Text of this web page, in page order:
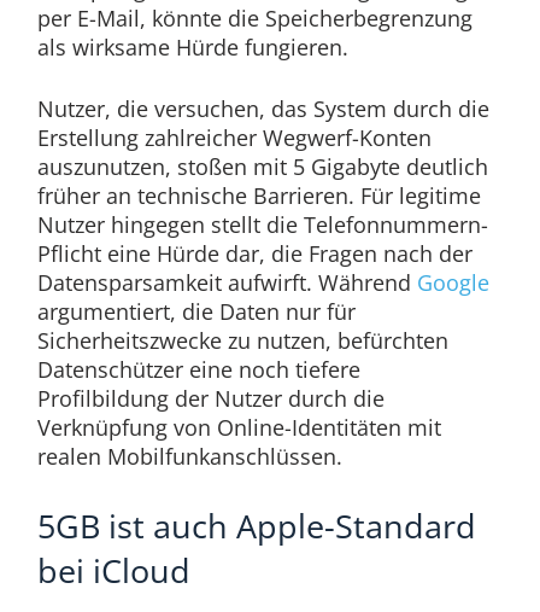
per E-Mail, könnte die Speicherbegrenzung
als wirksame Hürde fungieren.
Nutzer, die versuchen, das System durch die
Erstellung zahlreicher Wegwerf-Konten
auszunutzen, stoßen mit 5 Gigabyte deutlich
früher an technische Barrieren. Für legitime
Nutzer hingegen stellt die Telefonnummern-
Pflicht eine Hürde dar, die Fragen nach der
Datensparsamkeit aufwirft. Während Google
argumentiert, die Daten nur für
Sicherheitszwecke zu nutzen, befürchten
Datenschützer eine noch tiefere
Profilbildung der Nutzer durch die
Verknüpfung von Online-Identitäten mit
realen Mobilfunkanschlüssen.
5GB ist auch Apple-Standard
bei iCloud